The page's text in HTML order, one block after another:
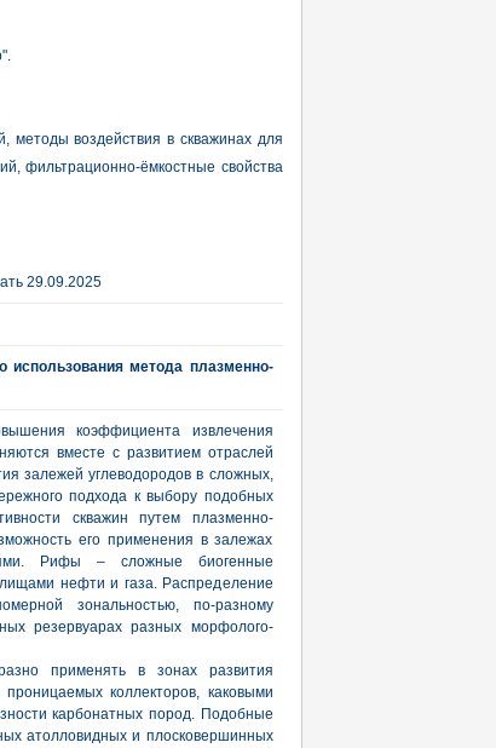
методы воздействия в скважинах для
фильтрационно-ёмкостные свойства
29.09.2025
метода плазменно-
коэффициента извлечения
вместе с развитием отраслей
залежей углеводородов в сложных,
подхода к выбору подобных
скважин путем плазменно-
его применения в залежах
Рифы – сложные биогенные
нефти и газа. Распределение
зональностью, по-разному
резервуарах разных морфолого-
применять в зонах развития
коллекторов, каковыми
карбонатных пород. Подобные
атолловидных и плосковершинных